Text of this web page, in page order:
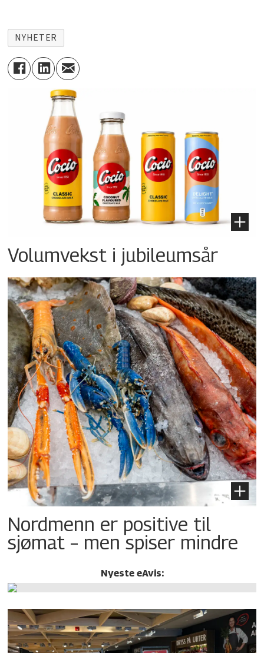
NYHETER
Volumvekst i jubileumsår
Nordmenn er positive til
sjømat – men spiser mindre
Nyeste eAvis: